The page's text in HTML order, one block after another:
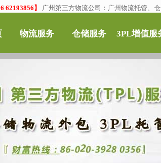
62193856】 广州第三方物流公司：广州物流托管、
物流服务 仓储服务 3PL增值服